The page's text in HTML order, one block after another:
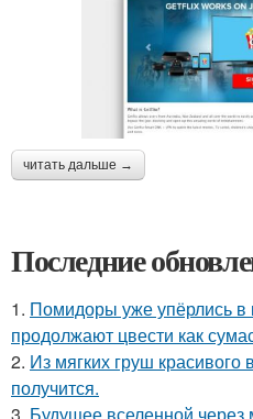
читать дальше →
Последние
1. Помидоры уже упёрлись
продолжают цвести как
2. Из мягких груш красивого
получится.
3. Будущее вселенной